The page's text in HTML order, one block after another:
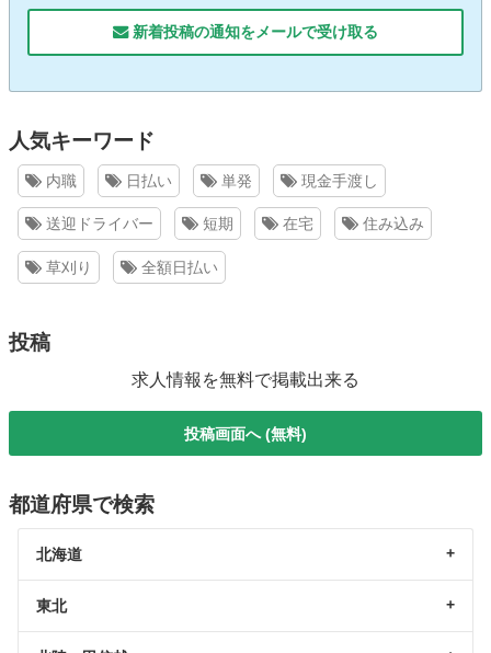
新着投稿の通知をメールで受け取る
人気キーワード
内職 日払い 単発 現金手渡し
送迎ドライバー 短期 在宅 住み込み
草刈り 全額日払い
投稿
求人情報を無料で掲載出来る
投稿画面へ (無料)
都道府県で検索
北海道
東北